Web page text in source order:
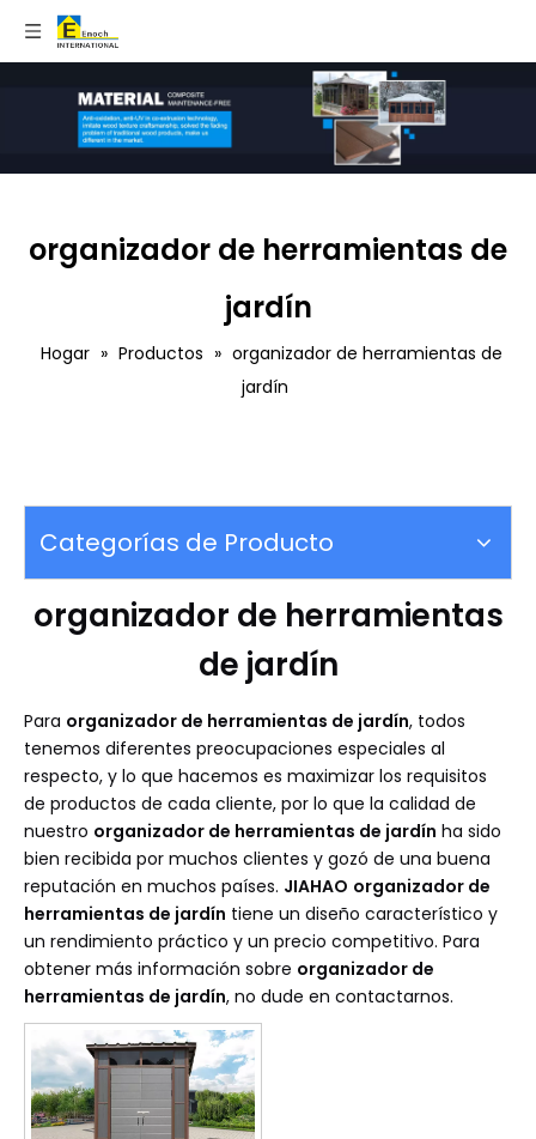
organizador de herramientas de
jardín
Hogar » Productos » organizador de herramientas de
jardín
Categorías de Producto
organizador de herramientas
de jardín
Para organizador de herramientas de jardín, todos
tenemos diferentes preocupaciones especiales al
respecto, y lo que hacemos es maximizar los requisitos
de productos de cada cliente, por lo que la calidad de
nuestro organizador de herramientas de jardín ha sido
bien recibida por muchos clientes y gozó de una buena
reputación en muchos países. JIAHAO organizador de
herramientas de jardín tiene un diseño característico y
un rendimiento práctico y un precio competitivo. Para
obtener más información sobre organizador de
herramientas de jardín, no dude en contactarnos.